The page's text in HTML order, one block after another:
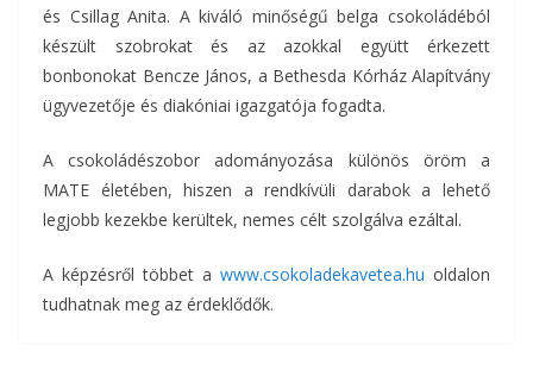
és Csillag Anita. A kiváló minőségű belga csokoládéból
készült szobrokat és az azokkal együtt érkezett
bonbonokat Bencze János, a Bethesda Kórház Alapítvány
ügyvezetője és diakóniai igazgatója fogadta.
A csokoládészobor adományozása különös öröm a
MATE életében, hiszen a rendkívüli darabok a lehető
legjobb kezekbe kerültek, nemes célt szolgálva ezáltal.
A képzésről többet a www.csokoladekavetea.hu oldalon
tudhatnak meg az érdeklődők.